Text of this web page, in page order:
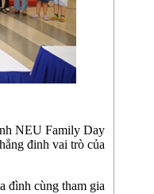
NEU Family Day
đinh vai trò của
đình cùng tham gia